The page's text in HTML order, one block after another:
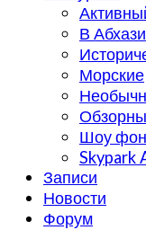
В
Морские
Шоу
Skypark
Записи
Новости
Форум